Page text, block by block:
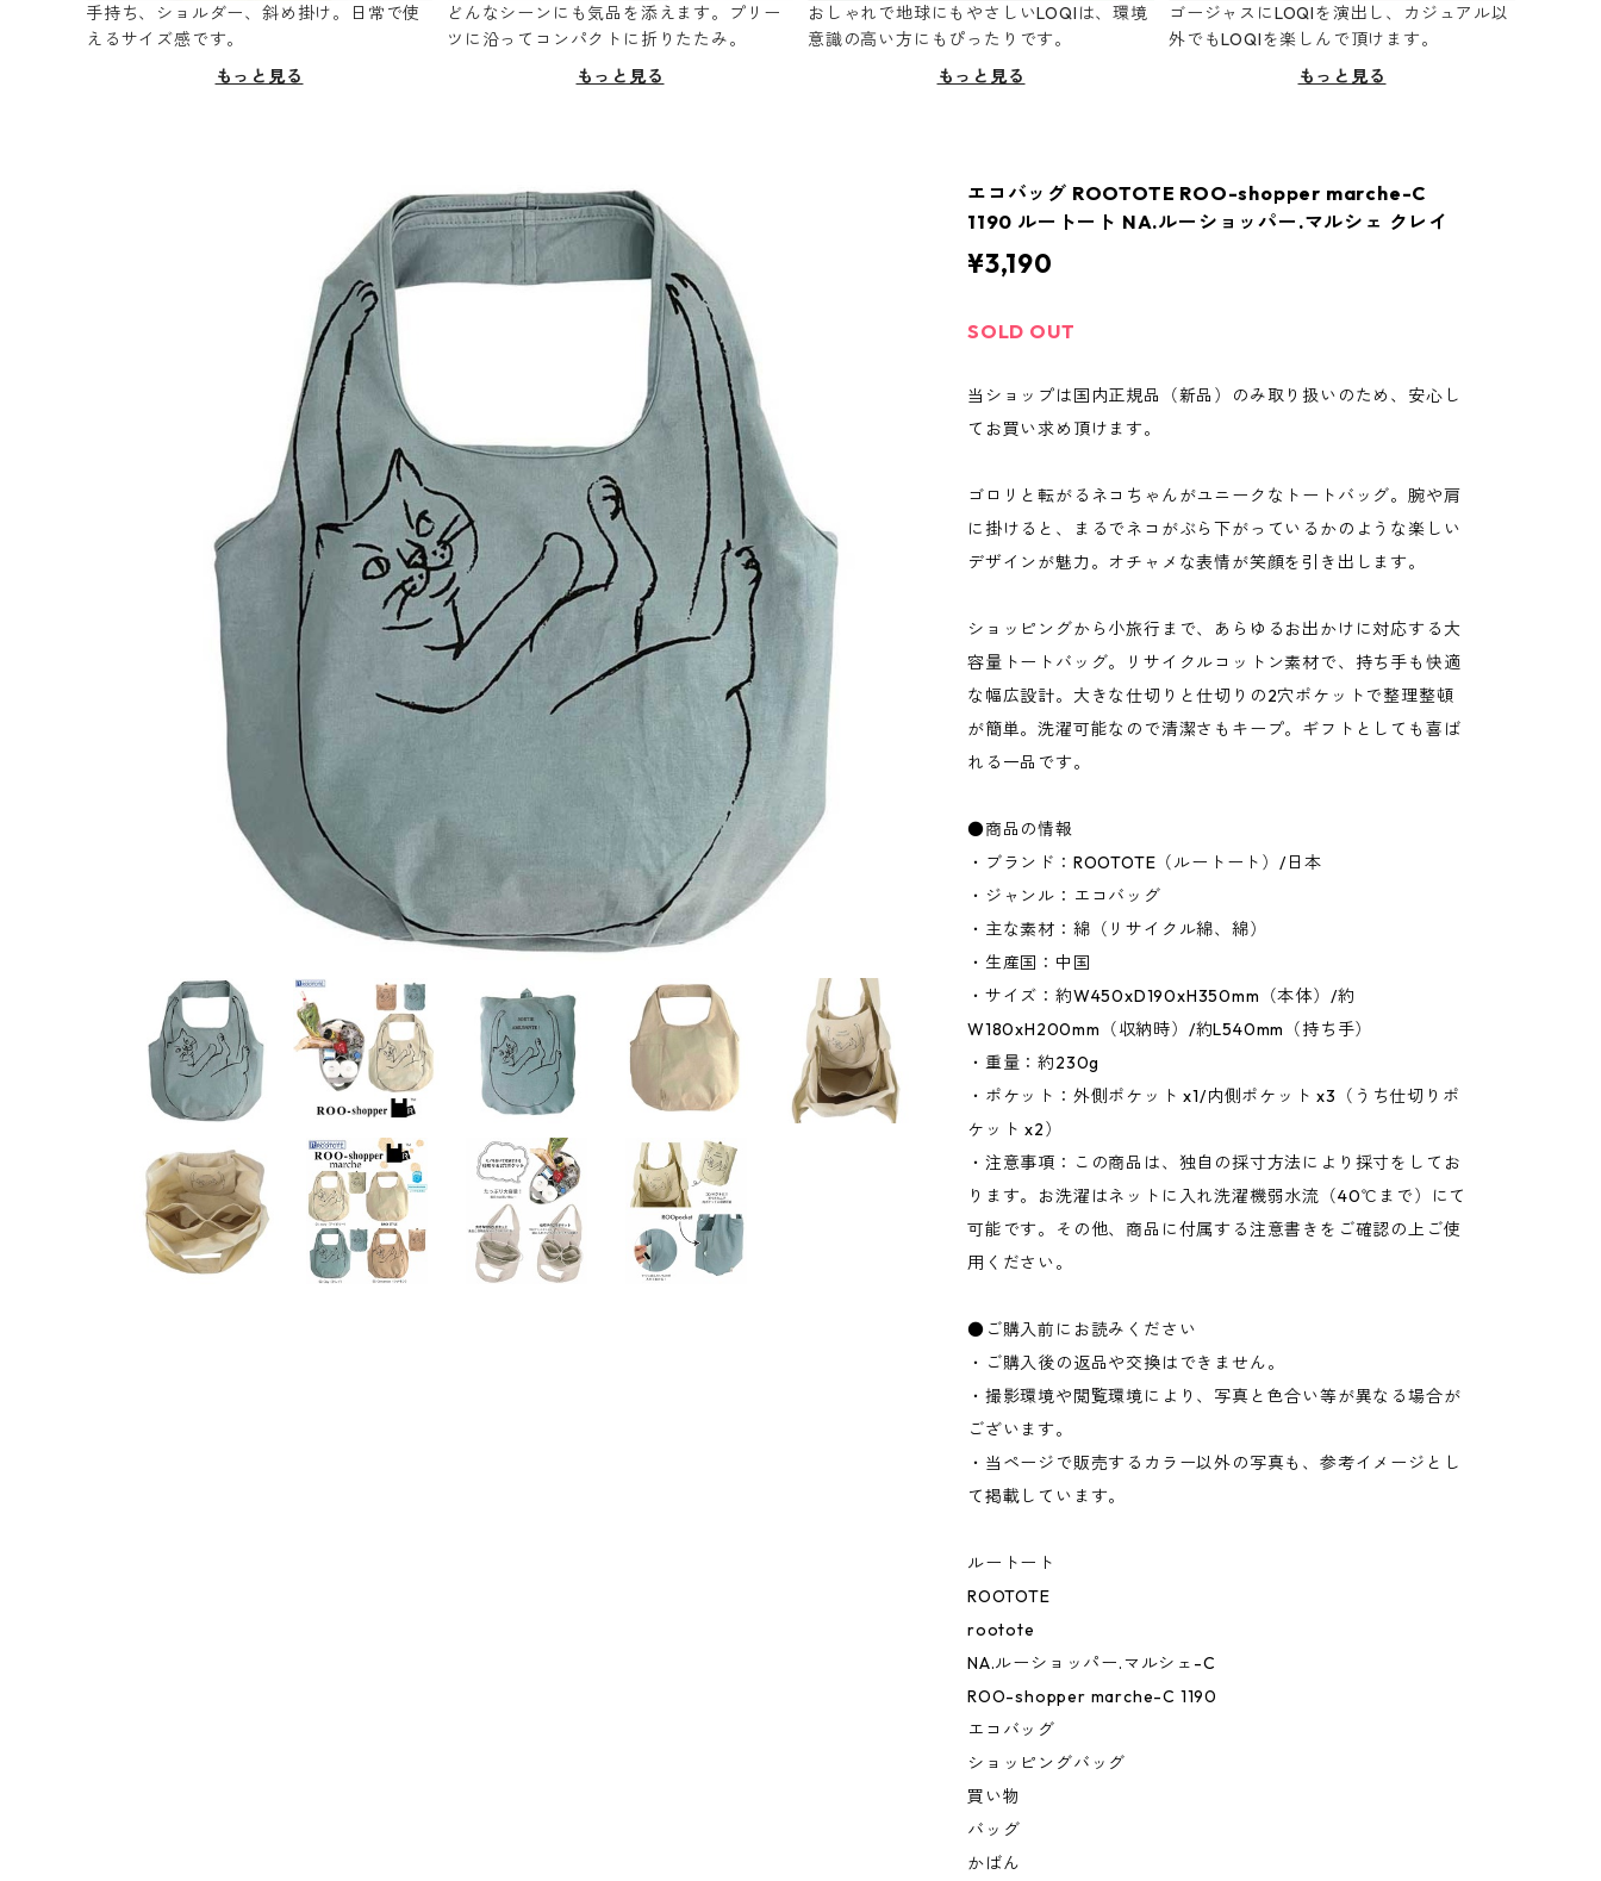
手持ち、ショルダー、斜め掛け。日常で使
えるサイズ感です。
もっと見る
どんなシーンにも気品を添えます。プリー
ツに沿ってコンパクトに折りたたみ。
もっと見る
おしゃれで地球にもやさしいLOQIは、環境
意識の高い方にもぴったりです。
もっと見る
ゴージャスにLOQIを演出し、カジュアル以
外でもLOQIを楽しんで頂けます。
もっと見る
エコバッグ ROOTOTE ROO-shopper marche-C
1190 ルートート NA.ルーショッパー.マルシェ クレイ
¥3,190
SOLD OUT
当ショップは国内正規品（新品）のみ取り扱いのため、安心し
てお買い求め頂けます。
ゴロリと転がるネコちゃんがユニークなトートバッグ。腕や肩
に掛けると、まるでネコがぶら下がっているかのような楽しい
デザインが魅力。オチャメな表情が笑顔を引き出します。
ショッピングから小旅行まで、あらゆるお出かけに対応する大
容量トートバッグ。リサイクルコットン素材で、持ち手も快適
な幅広設計。大きな仕切りと仕切りの2穴ポケットで整理整頓
が簡単。洗濯可能なので清潔さもキープ。ギフトとしても喜ば
れる一品です。
●商品の情報
・ブランド：ROOTOTE（ルートート）/日本
・ジャンル：エコバッグ
・主な素材：綿（リサイクル綿、綿）
・生産国：中国
・サイズ：約W450xD190xH350mm（本体）/約
W180xH200mm（収納時）/約L540mm（持ち手）
・重量：約230g
・ポケット：外側ポケット x1/内側ポケット x3（うち仕切りポ
ケット x2）
・注意事項：この商品は、独自の採寸方法により採寸をしてお
ります。お洗濯はネットに入れ洗濯機弱水流（40℃まで）にて
可能です。その他、商品に付属する注意書きをご確認の上ご使
用ください。
●ご購入前にお読みください
・ご購入後の返品や交換はできません。
・撮影環境や閲覧環境により、写真と色合い等が異なる場合が
ございます。
・当ページで販売するカラー以外の写真も、参考イメージとし
て掲載しています。
ルートート
ROOTOTE
rootote
NA.ルーショッパー.マルシェ-C
ROO-shopper marche-C 1190
エコバッグ
ショッピングバッグ
買い物
バッグ
かばん